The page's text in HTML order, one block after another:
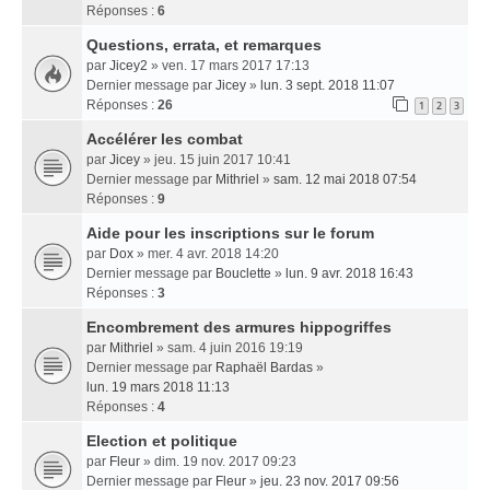
Réponses : 6
Questions, errata, et remarques
par Jicey2 » ven. 17 mars 2017 17:13
Dernier message par Jicey » lun. 3 sept. 2018 11:07
Réponses : 26 1 2 3
Accélérer les combat
par Jicey » jeu. 15 juin 2017 10:41
Dernier message par Mithriel » sam. 12 mai 2018 07:54
Réponses : 9
Aide pour les inscriptions sur le forum
par Dox » mer. 4 avr. 2018 14:20
Dernier message par Bouclette » lun. 9 avr. 2018 16:43
Réponses : 3
Encombrement des armures hippogriffes
par Mithriel » sam. 4 juin 2016 19:19
Dernier message par Raphaël Bardas »
lun. 19 mars 2018 11:13
Réponses : 4
Election et politique
par Fleur » dim. 19 nov. 2017 09:23
Dernier message par Fleur » jeu. 23 nov. 2017 09:56